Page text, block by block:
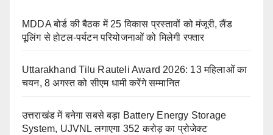
MDDA बोर्ड की बैठक में 25 विकास प्रस्तावों को मंजूरी, लैंड
पूलिंग से होटल-पर्यटन परियोजनाओं को मिलेगी रफ्तार
Uttarakhand Tilu Rauteli Award 2026: 13 महिलाओं का
चयन, 8 अगस्त को सीएम धामी करेंगे सम्मानित
उत्तराखंड में बनेगा सबसे बड़ा Battery Energy Storage
System, UJVNL लगाएगा 352 करोड़ का प्रोजेक्ट